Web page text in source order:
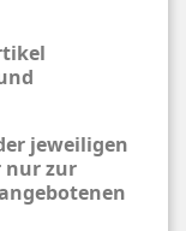
jeweiligen
nur zur